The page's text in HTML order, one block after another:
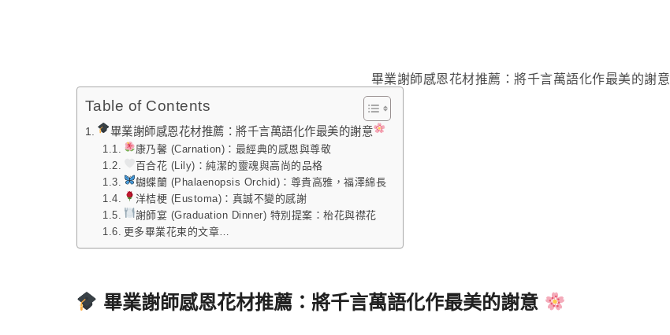
畢業謝師感恩花材推薦：將千言萬語化作最美的謝意
Table of Contents
畢業謝師感恩花材推薦：將千言萬語化作最美的謝意
康乃馨 (Carnation)：最經典的感恩與尊敬
百合花 (Lily)：純潔的靈魂與高尚的品格
蝴蝶蘭 (Phalaenopsis Orchid)：尊貴高雅，福澤綿長
洋桔梗 (Eustoma)：真誠不變的感謝
謝師宴 (Graduation Dinner) 特別提案：枱花與襟花
更多畢業花束的文章…
畢業謝師感恩花材推薦：將千言萬語化作最美的謝意